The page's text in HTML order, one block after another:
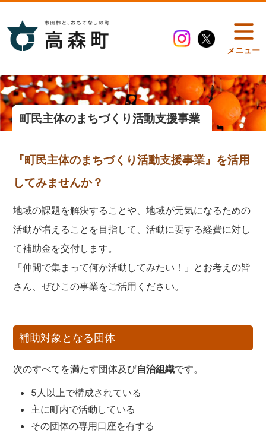
メニュー
町民主体のまちづくり活動支援事業
『町民主体のまちづくり活動支援事業』を活用
してみませんか？
地域の課題を解決することや、地域が元気になるための
活動が増えることを目指して、活動に要する経費に対し
て補助金を交付します。
「仲間で集まって何か活動してみたい！」とお考えの皆
さん、ぜひこの事業をご活用ください。
補助対象となる団体
次のすべてを満たす団体及び自治組織です。
5人以上で構成されている
主に町内で活動している
その団体の専用口座を有する